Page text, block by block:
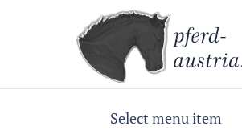
Select menu item